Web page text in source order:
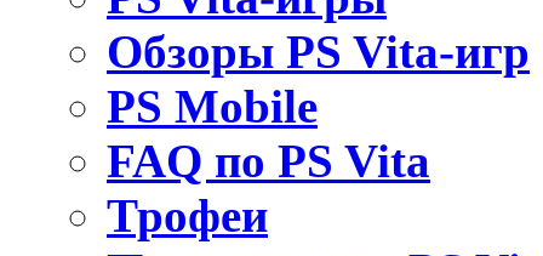
Обзоры PS Vita-игр
PS Mobile
FAQ по PS Vita
Трофеи